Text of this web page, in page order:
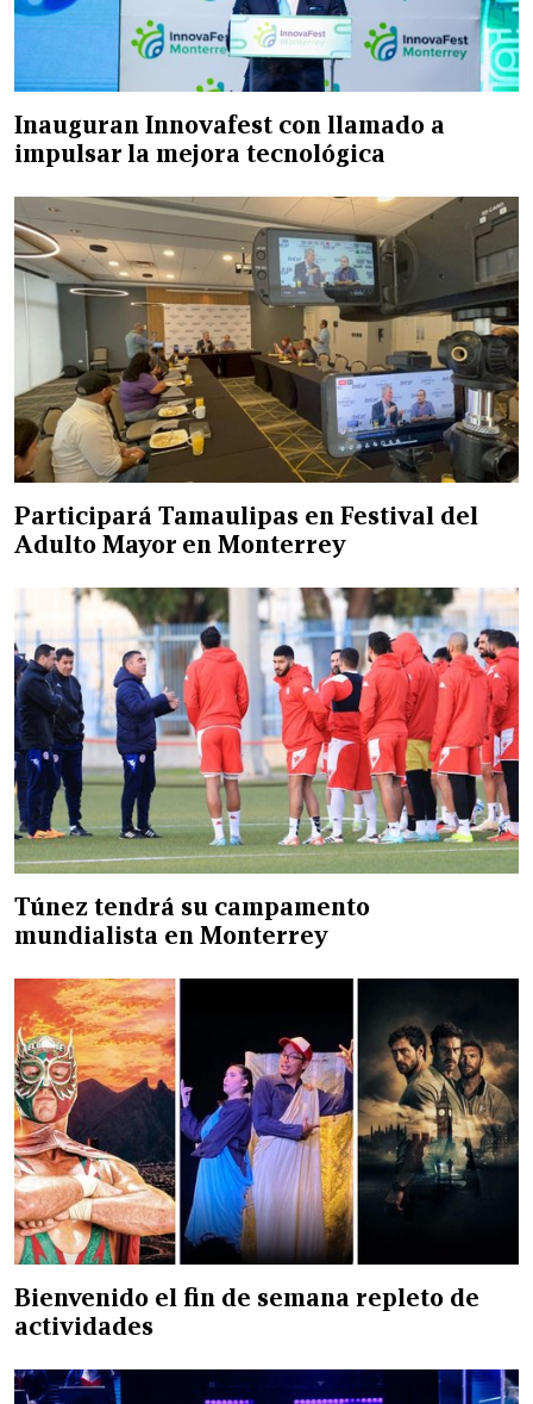
Inauguran Innovafest con llamado a
impulsar la mejora tecnológica
Participará Tamaulipas en Festival del
Adulto Mayor en Monterrey
Túnez tendrá su campamento
mundialista en Monterrey
Bienvenido el fin de semana repleto de
actividades